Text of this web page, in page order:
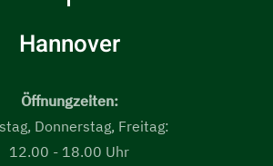
Hannover
Öffnungzeiten:
Donnerstag, Freitag:
12.00 - 18.00 Uhr